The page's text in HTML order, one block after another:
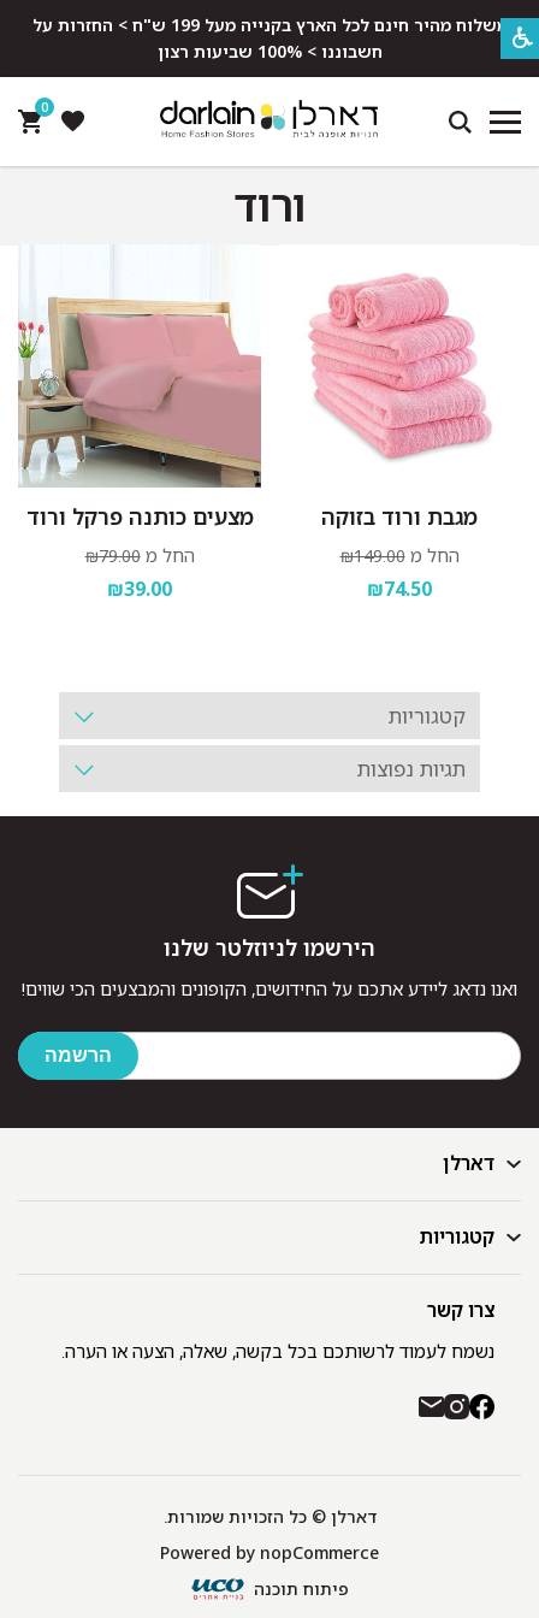
משלוח מהיר חינם לכל הארץ בקנייה מעל 199 ש"ח > החזרות על
חשבוננו > 100% שביעות רצון
0
ורוד
מגבת ורוד בזוקה
החל מ ₪149.00
₪74.50
מצעים כותנה פרקל ורוד
החל מ ₪79.00
₪39.00
קטגוריות
תגיות נפוצות
דארלן
דף הבית
GIFT CARD
רשימת חנויות
משלוחים והחזרות
קטגוריות
מצעים
מגבות
כיסויי מיטה
צרו קשר
נשמח לעמוד לרשותכם בכל בקשה, שאלה, הצעה או הערה.
הירשמו לניוזלטר שלנו
ואנו נדאג ליידע אתכם על החידושים, הקופונים והמבצעים הכי שווים!
דארלן © כל הזכויות שמורות.
Powered by nopCommerce
פיתוח תוכנה